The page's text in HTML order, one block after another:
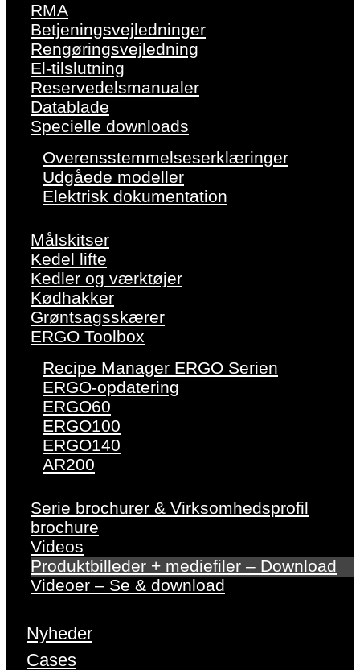
RMA
Betjeningsvejledninger
Rengøringsvejledning
El-tilslutning
Reservedelsmanualer
Datablade
Specielle downloads
Overensstemmelseserklæringer
Udgåede modeller
Elektrisk dokumentation
Målskitser
Kedel lifte
Kedler og værktøjer
Kødhakker
Grøntsagsskærer
ERGO Toolbox
Recipe Manager ERGO Serien
ERGO-opdatering
ERGO60
ERGO100
ERGO140
AR200
Serie brochurer & Virksomhedsprofil
brochure
Videos
Produktbilleder + mediefiler – Download
Videoer – Se & download
Nyheder
Cases